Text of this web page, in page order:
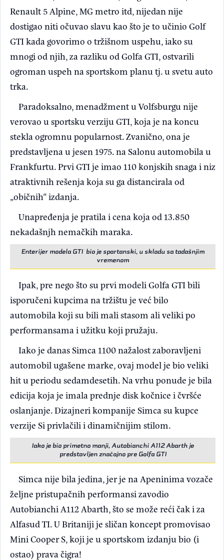
Renault 5 Alpine, MG metro itd, nijedan nije
dostigao niti očuvao slavu kao što je to učinio Golf
GTI kada govorimo o tržišnom uspehu, iako su
mnogi od njih, za razliku od Golfa GTI, ostvarili
ogroman uspeh na sportskom planu tj. u svetu auto
trka.
Paradoksalno, menadžment u Volfsburgu nije
verovao u sportsku verziju GTI, koja je na koncu
stekla ogromnu popularnost. Zvanično, ona je
predstavljena u jesen 1975. na Salonu automobila u
Frankfurtu. Prvi GTI je imao 110 konjskih snaga i niz
atraktivnih rešenja koja su ga distancirala od
„običnih“ izdanja.
Unapređenja je pratila i cena koja od 13.850
nekadašnjh nemačkih maraka.
Enterijer modela GTI bio je spartanski, u skladu sa tadašnjim
vremenom
Ipak, pre nego što su prvi modeli Golfa GTI bili
isporučeni kupcima na tržištu je već bilo
automobila koji su bili mali stasom ali veliki po
performansama i užitku koji pružaju.
Iako je danas Simca 1100 nažalost zaboravljeni
automobil ugašene marke, ovaj model je bio veliki
hit u periodu sedamdesetih. Na vrhu ponude je bila
edicija koja je imala prednje disk kočnice i čvršće
oslanjanje. Dizajneri kompanije Simca su kupce
verzije Si privlačili i dinamičnijim stilom.
Iako je bio primetno manji, Autobianchi A112 Abarth je
predstavljen značajno pre Golfa GTI
Simca nije bila jedina, jer je na Apeninima vozače
željne pristupačnih performansi zavodio
Autobianchi A112 Abarth, što se može reći čak i za
Alfasud TI. U Britaniji je sličan koncept promovisao
Mini Cooper S, koji je u sportskom izdanju bio (i
ostao) prava čigra!